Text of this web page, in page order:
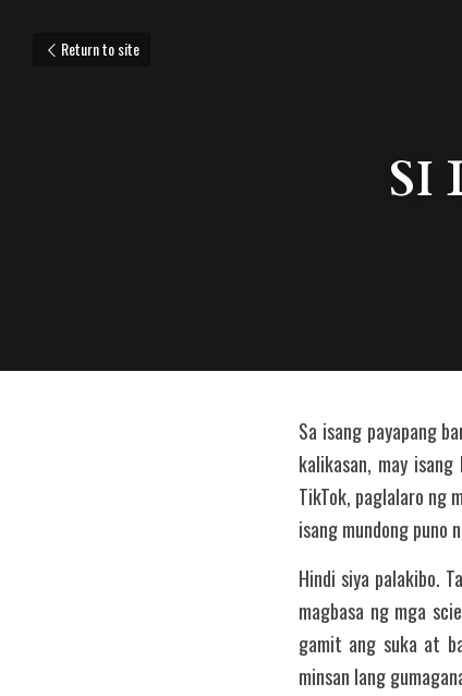
Return to site
SI
Sa isang payapang
kalikasan, may
TikTok, paglalaro ng
isang mundong puno
Hindi siya palakibo.
magbasa ng mga
gamit ang suka at
minsan lang